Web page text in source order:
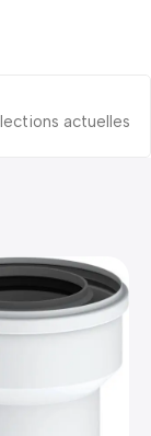
actuelles